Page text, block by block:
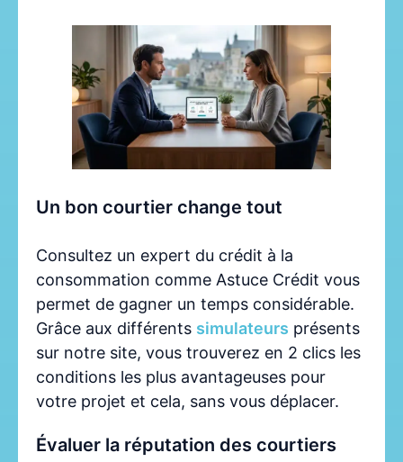
Un bon courtier change tout
Consultez un expert du crédit à la
consommation comme Astuce Crédit vous
permet de gagner un temps considérable.
Grâce aux différents simulateurs présents
sur notre site, vous trouverez en 2 clics les
conditions les plus avantageuses pour
votre projet et cela, sans vous déplacer.
Évaluer la réputation des courtiers